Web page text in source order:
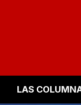
LAS